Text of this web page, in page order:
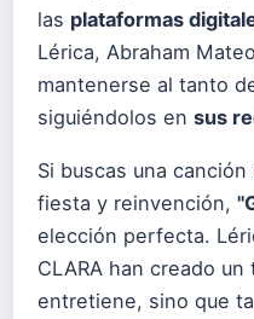
las plataformas
Lérica, Abraham
mantenerse al tanto
siguiéndolos en sus
Si buscas una
fiesta y reinvención,
elección perfecta.
CLARA han creado
entretiene, sino que